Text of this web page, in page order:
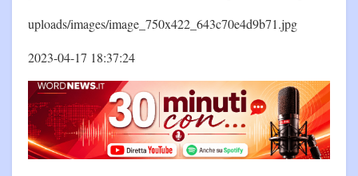
uploads/images/image_750x422_643c70e4d9b71.jpg
2023-04-17 18:37:24